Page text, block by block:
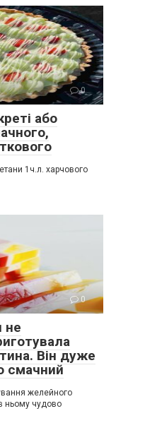
0
або
1ч.л. харчового
0
не
Він дуже
смачний
желейного
ньому чудово